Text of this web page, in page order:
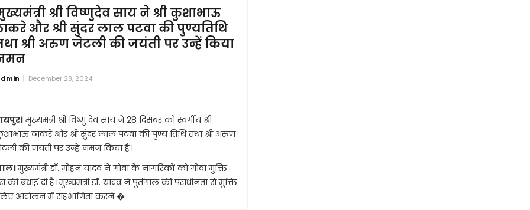
श्री विष्णुदेव साय ने श्री कुशाभाऊ
और श्री सुंदर लाल पटवा की पुण्यतिथि
श्री अरुण जेटली की जयंती पर उन्हें किया
December 28, 2024
मुख्यमंत्री श्री विष्णु देव साय ने 28 दिसंबर को स्वर्गीय श्री
ठाकरे और श्री सुंदर लाल पटवा की पुण्य तिथि तथा श्री अरुण
की जयंती पर उन्हें नमन किया है।
मुख्यमंत्री डॉ. मोहन यादव ने गोवा के नागरिकों को गोवा मुक्ति
की बधाई दी है। मुख्यमंत्री डॉ. यादव ने पुर्तगाल की पराधीनता से मुक्ति
आंदोलन में सहभागिता करने �